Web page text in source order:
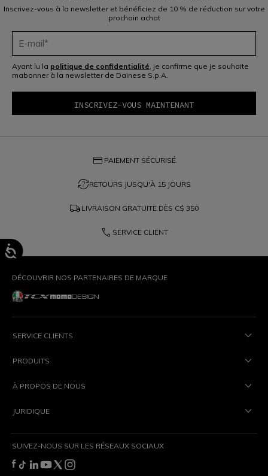
Inscrivez-vous à la newsletter et bénéficiez de 10 % de réduction sur votre
prochain achat
Ayant lu la politique de confidentialité , je confirme que je souhaite
mabonner à la newsletter de Dainese S.p.A.
credit_card PAIEMENT SÉCURISÉ
question_exchangeRETOURS JUSQU'À 15 JOURS
local_shipping LIVRAISON GRATUITE DÈS C$ 350
phone SERVICE CLIENT
DÉCOUVRIR NOS PARTENAIRES DE MARQUE
SERVICE CLIENTS
PRODUITS
À PROPOS DE NOUS
JURIDIQUE
SUIVEZ-NOUS SUR LES RÉSEAUX SOCIAUX